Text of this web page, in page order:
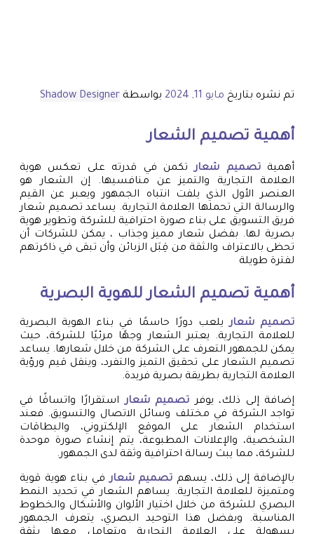
تم نشره بتاريخ مايو 11, 2024 بواسطة Shadow Designer
أهمية تصميم الشعار
أهميةتصميم شعارتكمن في قدرته على تعكس هوية
العلامة التجارية والتميز عن منافسيها. إن الشعار هو
العنصر الأول الذي يلفت انتباه الجمهور ويعبر عن القيم
والرسالة التي تحملها العلامة التجارية. يساعد تصميم شعار
فريق التسويق على بناء صورة احترافية للشركة وتطوير هوية
بصرية لها. بفضل شعار مميز وجذاب ، يمكن للشركات أن
تحظى بالاعتراف والثقة من قِبَل الزبائن وأن تبقى في ذاكرتهم
لفترة طويلة
أهمية تصميم الشعار للهوية البصرية
تصميم شعاريلعب دورًا حاسمًا في بناء الهوية البصرية
للعلامة التجارية. يعتبر الشعار وجهًا مرئيًا للشركة، حيث
يمكن للجمهور التعرف على الشركة من خلال شعارها. يساعد
تصميم الشعار على تحقيق التميز والتفرد، وينقل قيم ورؤية
العلامة التجارية بطريقة بصرية فريدة.
إضافة إلى ذلك، يوفر تصميم شعاراستقرارًا واتساقًا في
تواجد الشركة في مختلف وسائل الاتصال والتسويق. فعند
استخدام الشعار على الموقع الإلكتروني، والبطاقات
الشخصية، والإعلانات المطبوعة، يتم إنشاء صورة موحدة
للشركة، مما يبث رسالة احترافية وثقة لدى الجمهور.
بالإضافة إلى ذلك، يسهم تصميم شعارفي بناء هوية قوية
ومتميزة للعلامة التجارية. يساهم الشعار في تحديد النمط
البصري للشركة من خلال اختيار الألوان والأشكال والخطوط
المناسبة. وبفضل هذا التوحيد البصري، يتعرف الجمهور